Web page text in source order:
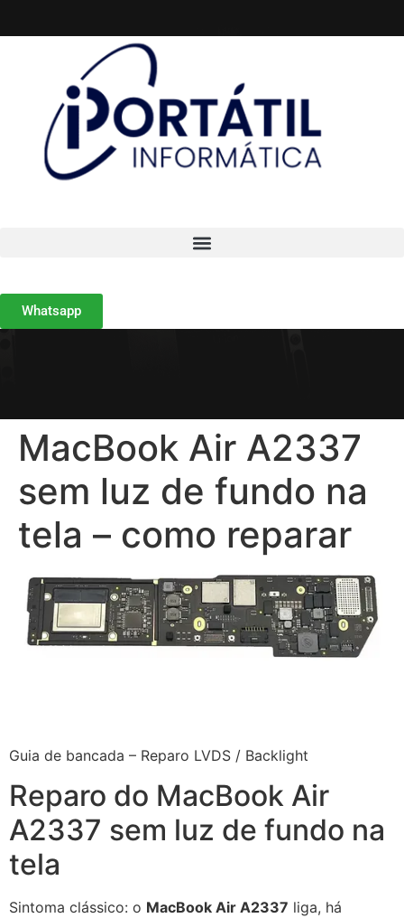
Whatsapp
MacBook Air A2337
sem luz de fundo na
tela – como reparar
Guia de bancada – Reparo LVDS / Backlight
Reparo do MacBook Air
A2337 sem luz de fundo na
tela
Sintoma clássico: o MacBook Air A2337 liga, há